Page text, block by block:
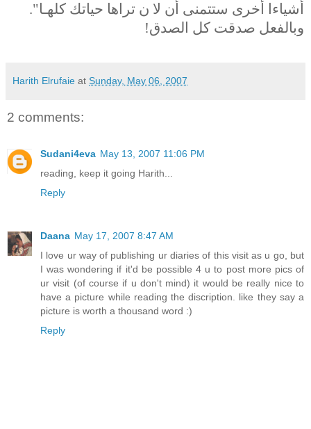
أشياءا أخرى ستتمنى أن لا ن تراها حياتك كلهـا".
وبالفعل صدقت كل الصدق!
Harith Elrufaie at Sunday, May 06, 2007
2 comments:
Sudani4eva May 13, 2007 11:06 PM
reading, keep it going Harith...
Reply
Daana May 17, 2007 8:47 AM
I love ur way of publishing ur diaries of this visit as u go, but
I was wondering if it'd be possible 4 u to post more pics of
ur visit (of course if u don't mind) it would be really nice to
have a picture while reading the discription. like they say a
picture is worth a thousand word :)
Reply